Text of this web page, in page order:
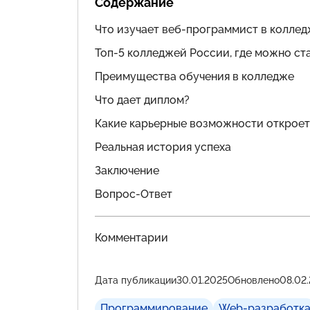
Что изучает веб-программист в
Топ-5 колледжей России, где можно
Преимущества обучения в колледже
Что дает диплом?
Какие карьерные возможности
Реальная история успеха
Заключение
Вопрос-Ответ
Комментарии
Дата публикации30.01.2025Обновлено